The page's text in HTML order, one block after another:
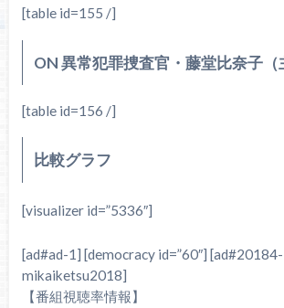
[table id=155 /]
ON 異常犯罪捜査官・藤堂比奈子（
[table id=156 /]
比較グラフ
[visualizer id=”5336″]
[ad#ad-1] [democracy id=”60″] [ad#20184-
mikaiketsu2018]
【番組視聴率情報】